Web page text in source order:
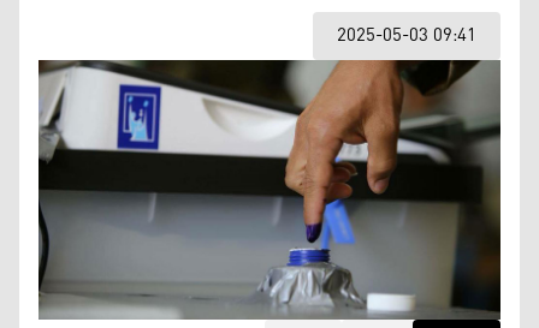
2025-05-03 09:41